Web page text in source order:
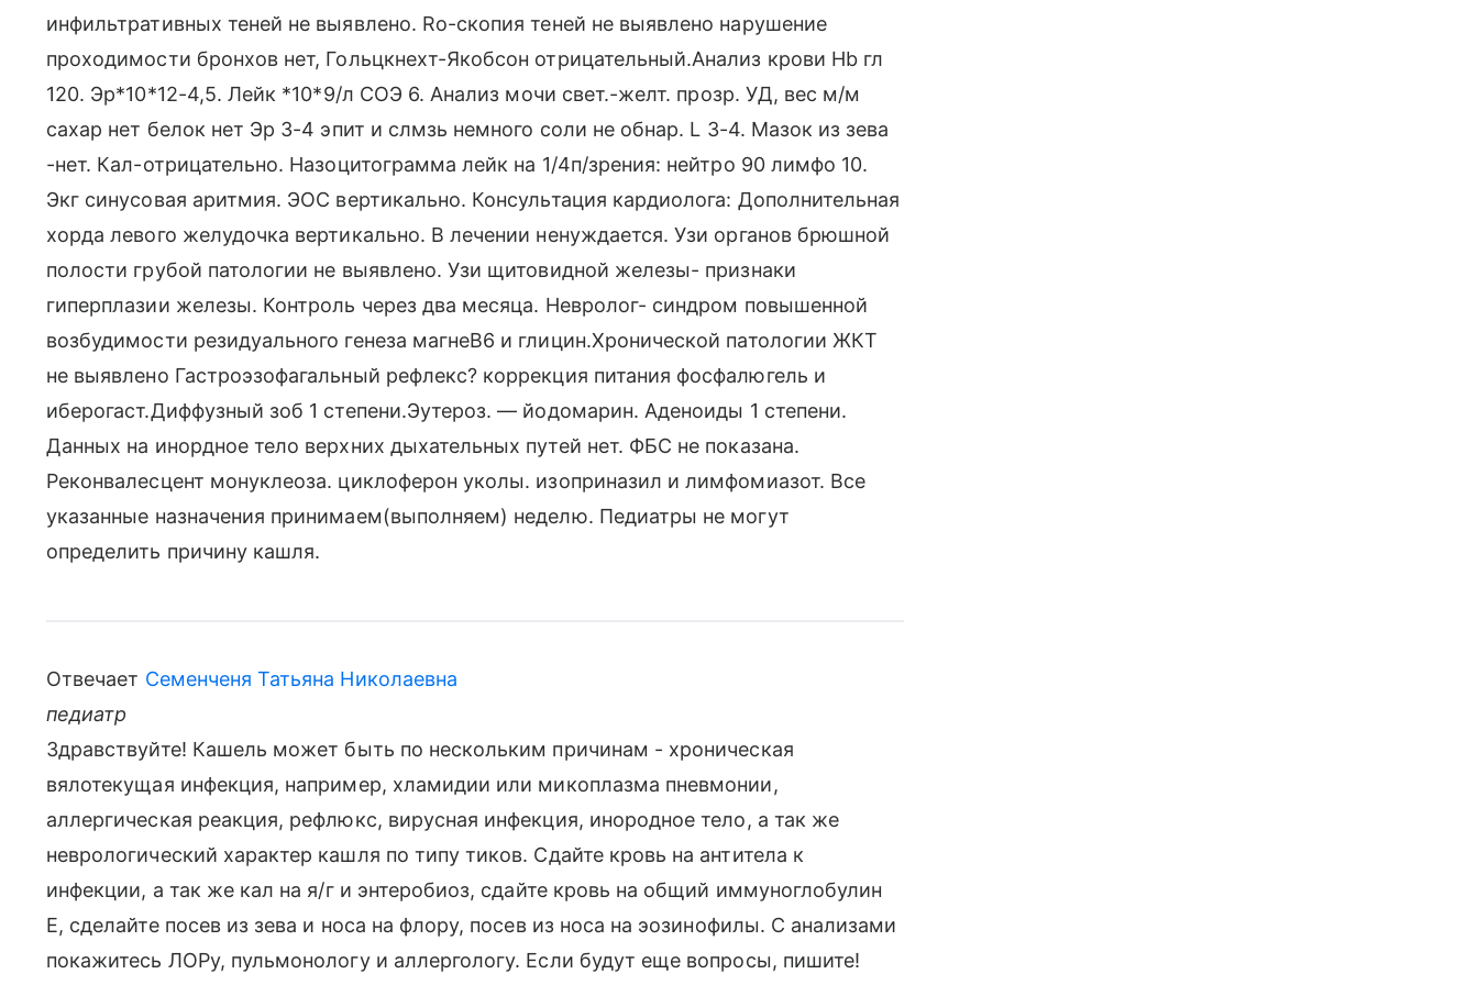
инфильтративных теней не выявлено. Ro-скопия теней не выявлено нарушение
проходимости бронхов нет, Гольцкнехт-Якобсон отрицательный.Анализ крови Hb гл
120. Эр*10*12-4,5. Лейк *10*9/л СОЭ 6. Анализ мочи свет.-желт. прозр. УД, вес м/м
сахар нет белок нет Эр 3-4 эпит и слмзь немного соли не обнар. L 3-4. Мазок из зева
-нет. Кал-отрицательно. Назоцитограмма лейк на 1/4п/зрения: нейтро 90 лимфо 10.
Экг синусовая аритмия. ЭОС вертикально. Консультация кардиолога: Дополнительная
хорда левого желудочка вертикально. В лечении ненуждается. Узи органов брюшной
полости грубой патологии не выявлено. Узи щитовидной железы- признаки
гиперплазии железы. Контроль через два месяца. Невролог- синдром повышенной
возбудимости резидуального генеза магнеВ6 и глицин.Хронической патологии ЖКТ
не выявлено Гастроэзофагальный рефлекс? коррекция питания фосфалюгель и
иберогаст.Диффузный зоб 1 степени.Эутероз. — йодомарин. Аденоиды 1 степени.
Данных на инордное тело верхних дыхательных путей нет. ФБС не показана.
Реконвалесцент монуклеоза. циклоферон уколы. изоприназил и лимфомиазот. Все
указанные назначения принимаем(выполняем) неделю. Педиатры не могут
определить причину кашля.
Отвечает Семенченя Татьяна Николаевна
педиатр
Здравствуйте! Кашель может быть по нескольким причинам - хроническая
вялотекущая инфекция, например, хламидии или микоплазма пневмонии,
аллергическая реакция, рефлюкс, вирусная инфекция, инородное тело, а так же
неврологический характер кашля по типу тиков. Сдайте кровь на антитела к
инфекции, а так же кал на я/г и энтеробиоз, сдайте кровь на общий иммуноглобулин
Е, сделайте посев из зева и носа на флору, посев из носа на эозинофилы. С анализами
покажитесь ЛОРу, пульмонологу и аллергологу. Если будут еще вопросы, пишите!